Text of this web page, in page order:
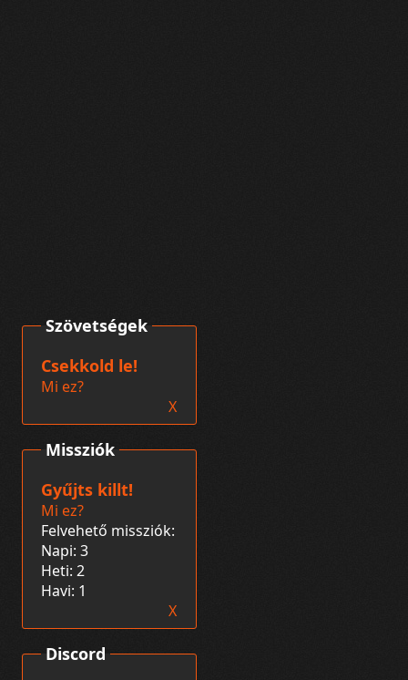
Discord
Missziók
Gyűjts killt!
Mi ez?
Felvehető missziók:
Napi: 3
Heti: 2
Havi: 1
X
Szövetségek
Csekkold le!
Mi ez?
X